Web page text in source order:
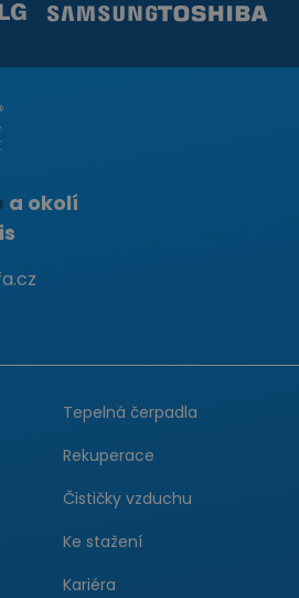
a okolí
Tepelná čerpadla
Rekuperace
Čističky vzduchu
Ke stažení
Kariéra